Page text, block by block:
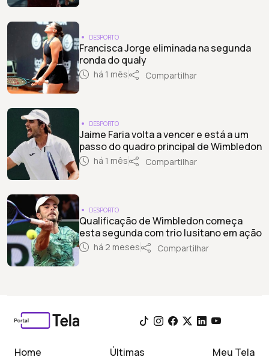
DESPORTO
Francisca Jorge eliminada na segunda
ronda do qualy
há 1 mês Compartilhar
DESPORTO
Jaime Faria volta a vencer e está a um
passo do quadro principal de Wimbledon
há 1 mês Compartilhar
DESPORTO
Qualificação de Wimbledon começa
esta segunda com trio lusitano em ação
há 2 meses Compartilhar
Home Últimas Meu Tela